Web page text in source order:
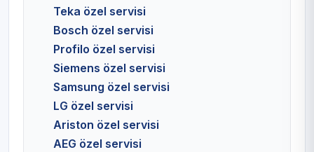
Teka özel servisi
Bosch özel servisi
Profilo özel servisi
Siemens özel servisi
Samsung özel servisi
LG özel servisi
Ariston özel servisi
AEG özel servisi